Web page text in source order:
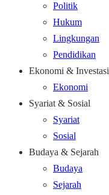
Politik
Hukum
Lingkungan
Pendidikan
Ekonomi & Investasi
Ekonomi
Syariat & Sosial
Syariat
Sosial
Budaya & Sejarah
Budaya
Sejarah